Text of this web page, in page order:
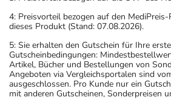
generell vor der Behandlung mit
Arzneimittel jedes andere, das Sie
dem Arzt oder Apotheker angeben.
Arzneimittel, die Sie selbst kaufen,
anwenden oder deren Anwendung
zurückliegt.
4: Preisvorteil bezogen auf den
dieses Produkt (Stand: 07.08.2026).
5: Sie erhalten den Gutschein für Ihre
Gutscheinbedingungen:
Artikel, Bücher und Bestellungen von
Angeboten via Vergleichsportalen sind
ausgeschlossen. Pro Kunde nur ein
mit anderen Gutscheinen, Sonderpreisen